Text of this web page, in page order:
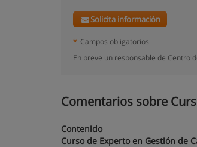
Solicita información
* Campos obligatorios
En breve un responsable de Centro
Comentarios sobre
Contenido
Curso de Experto en Gestión de